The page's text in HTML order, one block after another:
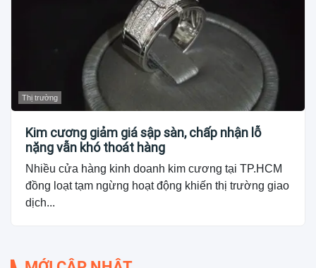
Thị trường
Kim cương giảm giá sập sàn, chấp nhận lỗ
nặng vẫn khó thoát hàng
Nhiều cửa hàng kinh doanh kim cương tại TP.HCM
đồng loạt tạm ngừng hoạt động khiến thị trường giao
dịch...